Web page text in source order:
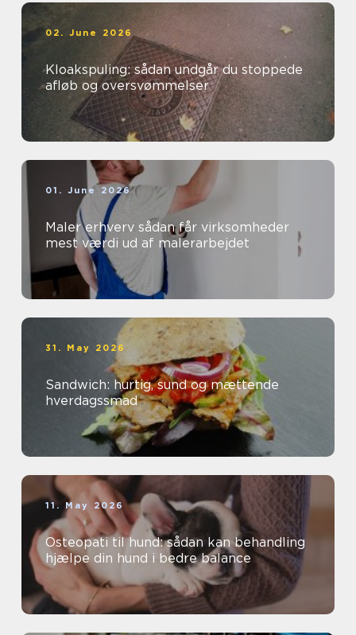
02. June 2026
Kloakspuling: sådan undgår du stoppede
afløb og oversvømmelser
01. June 2026
Maler erhverv sådan får virksomheder
mest værdi ud af malerarbejdet
31. May 2026
Sandwich: hurtig, sund og mættende
hverdagssmad
11. May 2026
Osteopati til hund: sådan kan behandling
hjælpe din hund i bedre balance